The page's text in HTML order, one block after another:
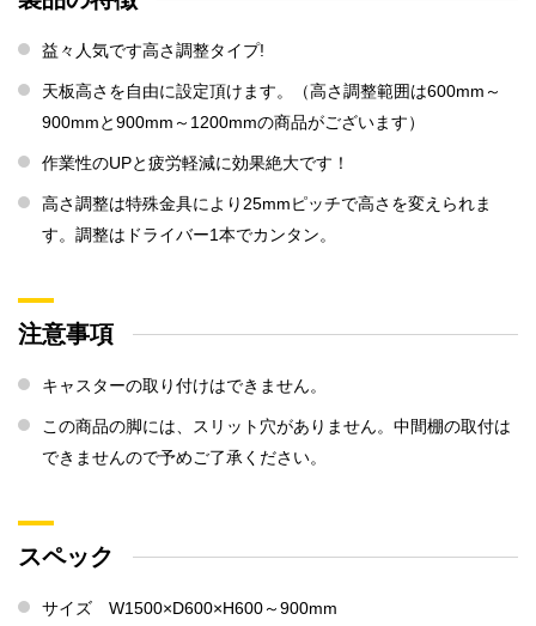
スペック
紹介動画
益々人気です高さ調整タイプ!
天板高さを自由に設定頂けます。（高さ調整範囲は600mm～
900mmと900mm～1200mmの商品がございます）
作業性のUPと疲労軽減に効果絶大です！
高さ調整は特殊金具により25mmピッチで高さを変えられま
す。調整はドライバー1本でカンタン。
注意事項
キャスターの取り付けはできません。
この商品の脚には、スリット穴がありません。中間棚の取付は
できませんので予めご了承ください。
スペック
サイズ W1500×D600×H600～900mm